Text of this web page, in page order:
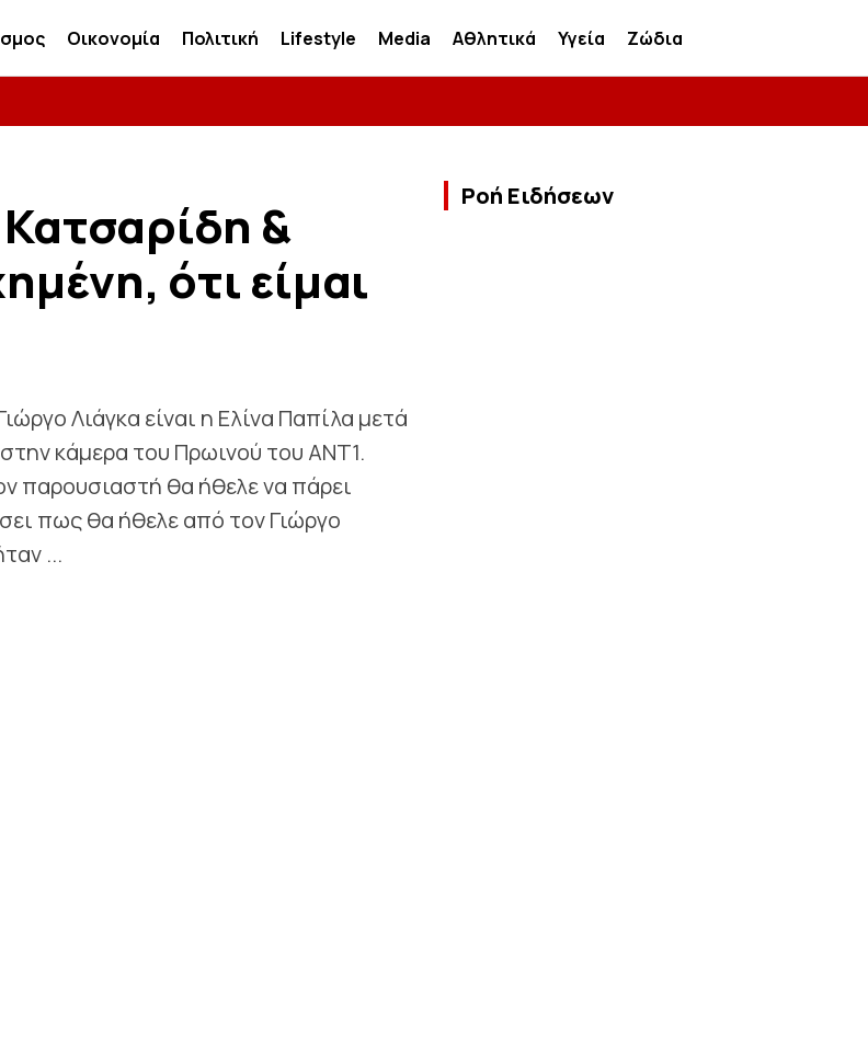
Οικονομία Πολιτική Lifestyle Media Αθλητικά Υγεία Ζώδια
&
ότι είμαι
Λιάγκα είναι η Ελίνα Παπίλα μετά
κάμερα του Πρωινού του ΑΝΤ1.
παρουσιαστή θα ήθελε να πάρει
πως θα ήθελε από τον Γιώργο
...
Ροή Ειδήσεων